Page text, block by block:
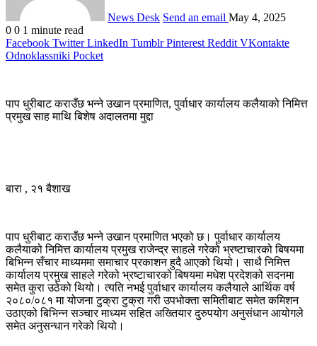
News Desk Send an email May 4, 2025
0 0 1 minute read
Facebook Twitter LinkedIn Tumblr Pinterest Reddit VKontakte
Odnoklassniki Pocket
पाप धुरीबाट कराउँछ भन्ने उखान प्रमाणित, पुर्वाधार कार्यालय कलैयाको निमित्त
प्रमुख साह माथि बिशेष अदालतमा मुद्दा
बारा , २१ बैशाख
पाप धुरीबाट कराउँछ भन्ने उखान प्रमाणित भएको छ। पुर्वाधार कार्यालय
कलैयाको निमित्त कार्यालय प्रमुख राजेन्द्र साहले गरेको भ्रष्टाचारको बिषयमा
बिभिन्न सँचार माध्यममा समाचार प्रकाशन हुदै आएको थियो। साथै निमित्त
कार्यालय प्रमुख साहले गरेको भ्रष्टाचारको बिषयमा मधेश प्रदेशको सदनमा
समेत कुरा उठेको थियो। त्यति नभई पुर्वाधार कार्यालय कलैयाले आर्थिक वर्ष
२०८०/०८१ मा योजना टुक्रा टुक्रा गरी उपभोक्ता समितीबाट समेत कमिशन
उठाएको बिभिन्न सञ्चार माध्यम सहित अख्तियार दुरुपयोग अनुसंधान आयोगले
समेत अनुसन्धान गरेको थियो।